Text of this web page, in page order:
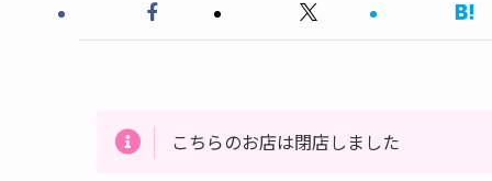
こちらのお店は閉店しました